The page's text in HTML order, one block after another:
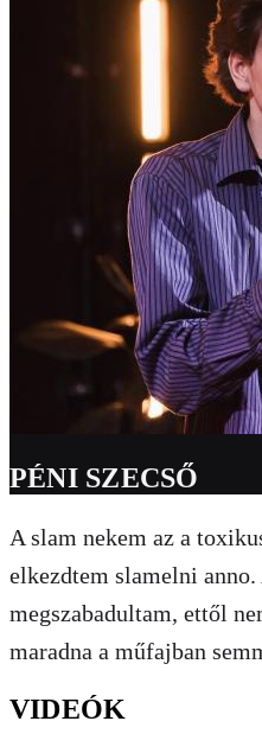
PÉNI SZECSŐ
A slam nekem az a
elkezdtem slamelni
megszabadultam, ettől
maradna a műfajban
VIDEÓK